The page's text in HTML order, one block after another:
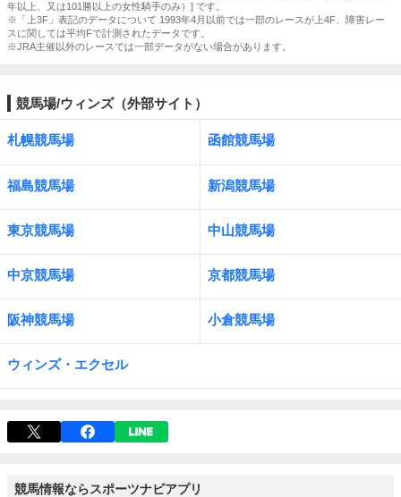
年以上、又は101勝以上の女性騎手のみ）] です。
※「上3F」表記のデータについて 1993年4月以前では一部のレースが上4F、障害レー
スに関しては平均Fで計測されたデータです。
※JRA主催以外のレースでは一部データがない場合があります。
競馬場/ウィンズ（外部サイト）
札幌競馬場 函館競馬場
福島競馬場 新潟競馬場
東京競馬場 中山競馬場
中京競馬場 京都競馬場
阪神競馬場 小倉競馬場
ウィンズ・エクセル
競馬情報ならスポーツナビアプリ